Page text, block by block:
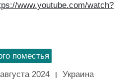
www.youtube.com/watch?
поместья
2024
Украина